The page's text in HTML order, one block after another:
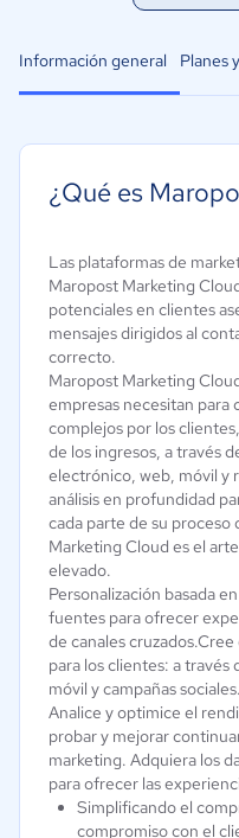
Información general Planes
¿Qué es
Las plataformas de
Maropost Marketing
potenciales en clientes
mensajes dirigidos al
correcto.
Maropost Marketing
empresas necesitan
complejos por los
de los ingresos, a través
electrónico, web, móvil y
análisis en profundidad
cada parte de su
Marketing Cloud es el
elevado.
Personalización basada
fuentes para ofrecer
de canales
para los clientes: a
móvil y campañas sociales.
Analice y optimice el
probar y mejorar
marketing. Adquiera los
para ofrecer las
Simplificando el
compromiso con el